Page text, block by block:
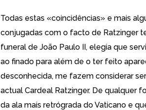
Todas estas «coincidências» e mais
conjugadas com o facto de Ratzinger
funeral de João Paulo II, elegia que
ao finado para além de o ter feito
desconhecida, me fazem considerar
actual Cardeal Ratzinger. De qualquer
da ala mais retrógrada do Vaticano e